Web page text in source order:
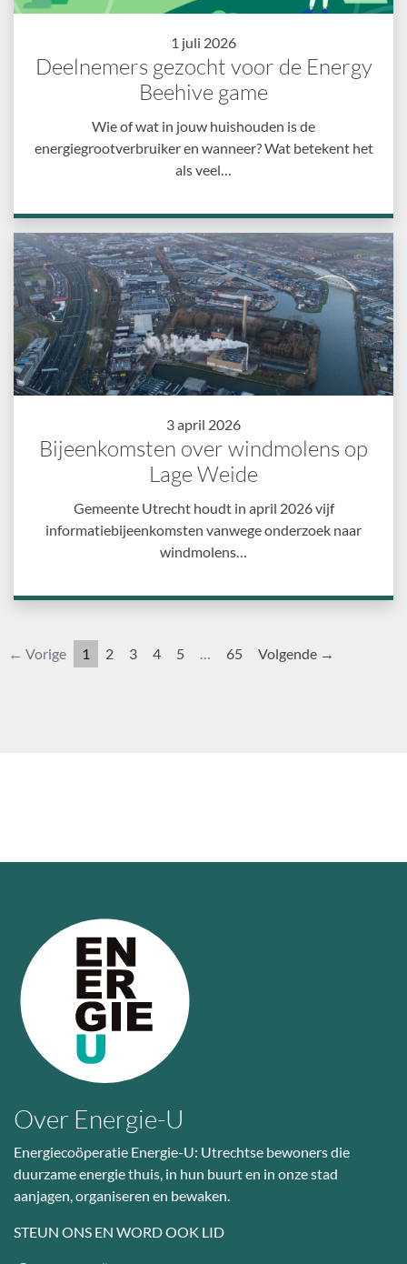
1 juli 2026
Deelnemers gezocht voor de Energy
Beehive game
Wie of wat in jouw huishouden is de
energiegrootverbruiker en wanneer? Wat betekent het
als veel…
3 april 2026
Bijeenkomsten over windmolens op
Lage Weide
Gemeente Utrecht houdt in april 2026 vijf
informatiebijeenkomsten vanwege onderzoek naar
windmolens…
← Vorige 1 2 3 4 5 … 65 Volgende →
Over Energie-U
Energiecoöperatie Energie-U: Utrechtse bewoners die
duurzame energie thuis, in hun buurt en in onze stad
aanjagen, organiseren en bewaken.
STEUN ONS EN WORD OOK LID